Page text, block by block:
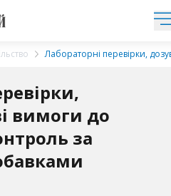
Лабораторні перевірки,
вимоги до
за